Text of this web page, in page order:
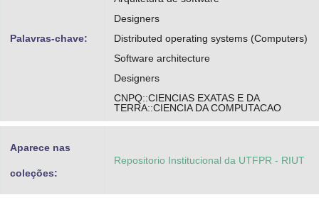
Palavras-chave:
Designers
Distributed operating systems (Computers)
Software architecture
Designers
CNPQ::CIENCIAS EXATAS E DA
TERRA::CIENCIA DA COMPUTACAO
Aparece nas
coleções:
Repositorio Institucional da UTFPR - RIUT